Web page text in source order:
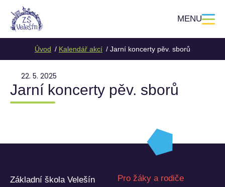
MENU
Úvod Kalendář akcí Jarní koncerty pěv. sborů
22. 5. 2025
Jarní koncerty pěv. sborů
Základní škola Velešín
Pro žáky a rodiče